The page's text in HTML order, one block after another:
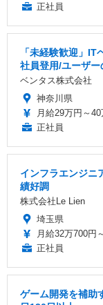
正社員
「未経験歓迎」
社員登用/ユーザ
ベンタス株式会社
神奈川県
月給29万円～40
正社員
インフラエンジニ
績好調
株式会社Le Lien
埼玉県
月給32万700円
正社員
ゲーム開発を補助